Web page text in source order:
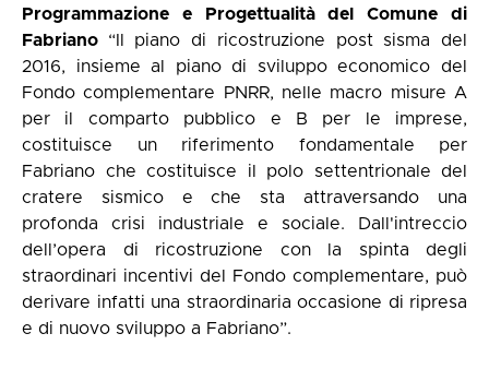
Programmazione e Progettualità del Comune di
Fabriano “Il piano di ricostruzione post sisma del
2016, insieme al piano di sviluppo economico del
Fondo complementare PNRR, nelle macro misure A
per il comparto pubblico e B per le imprese,
costituisce un riferimento fondamentale per
Fabriano che costituisce il polo settentrionale del
cratere sismico e che sta attraversando una
profonda crisi industriale e sociale. Dall'intreccio
dell’opera di ricostruzione con la spinta degli
straordinari incentivi del Fondo complementare, può
derivare infatti una straordinaria occasione di ripresa
e di nuovo sviluppo a Fabriano”.